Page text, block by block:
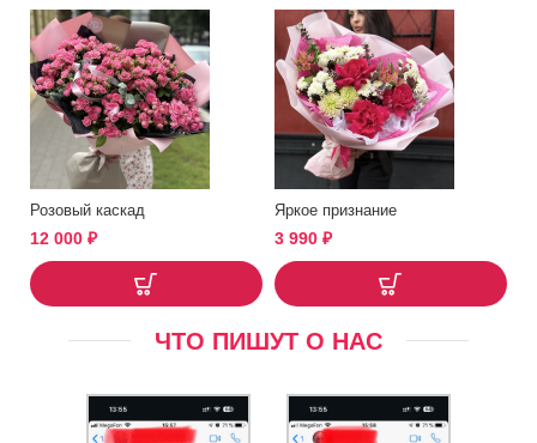
Розовый каскад
12 000 ₽
Яркое признание
3 990 ₽
ЧТО ПИШУТ О НАС